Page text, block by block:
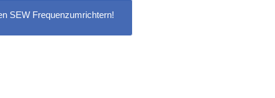
SEW Frequenzumrichtern!